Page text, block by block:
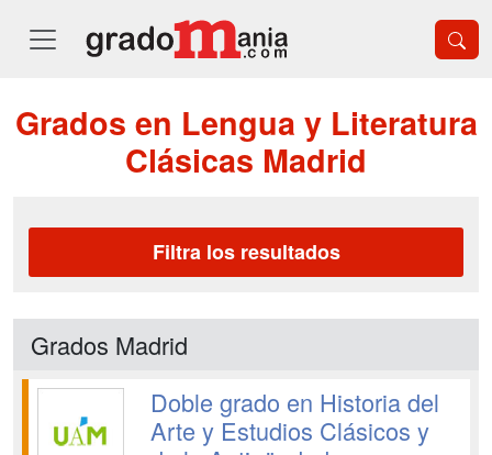
Grados en Lengua y Literatura
Clásicas Madrid
Filtra los resultados
Grados Madrid
Doble grado en Historia del
Arte y Estudios Clásicos y